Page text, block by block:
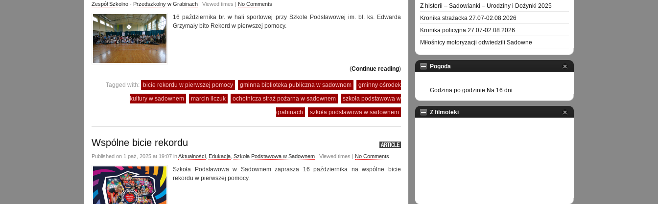
Zespół Szkolno - Przedszkolny w Grabinach | Viewed times | No Comments
16 października br. w hali sportowej przy Szkole Podstawowej im. bł. ks. Edwarda
Grzymały bito Rekord w pierwszej pomocy.
(Continue reading)
Tagged with: bicie rekordu w pierwszej pomocy gminna biblioteka publiczna w sadownem
gminny ośrodek
kultury w sadownem
marcin ilczuk ochotnicza straż pożarna w sadownem
szkoła podstawowa w
grabinach
szkoła podstawowa w sadownem
Wspólne bicie rekordu
Published on 1 paź, 2025 at 19:07 inAktualności Edukacja Szkoła Podstawowa w Sadownem | Viewed times | No Comments
Szkoła Podstawowa w Sadownem zaprasza 16 października na wspólne bicie
rekordu w pierwszej pomocy.
Z historii – Sadowianki – Urodziny i Dożynki 2025
Kronika strażacka 27.07-02.08.2026
Kronika policyjna 27.07-02.08.2026
Miłośnicy motoryzacji odwiedzili Sadowne
Pogoda
Godzina po godzinie Na 16 dni
Z filmoteki